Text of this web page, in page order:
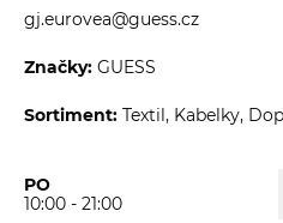
gj.eurovea@guess.cz
Značky: GUESS
Sortiment: Textil, Kabelky,
PO
10:00 - 21:00